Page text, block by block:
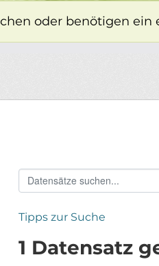
oder benötigen ein
Tipps zur Suche
1 Datensatz